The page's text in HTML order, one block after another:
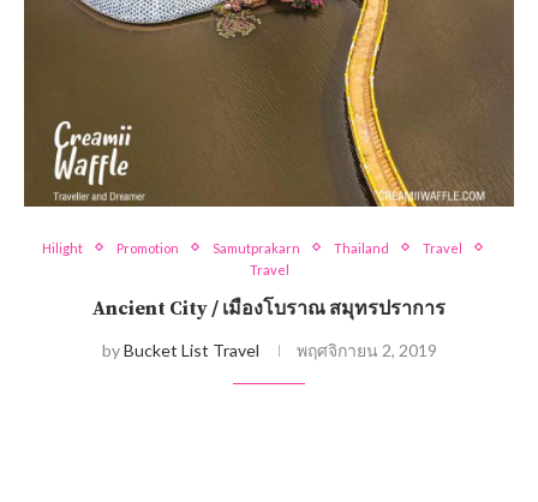
Hilight Promotion Samutprakarn Thailand
Travel
Travel
Ancient City / เมืองโบราณ สมุทรปราการ
byBucket List Travel พฤศจิกายน 2, 2019